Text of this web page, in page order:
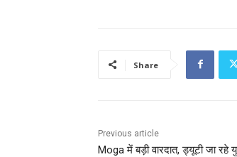
Share
Previous article
Moga में बड़ी वारदात, ड्यूटी जा रहे